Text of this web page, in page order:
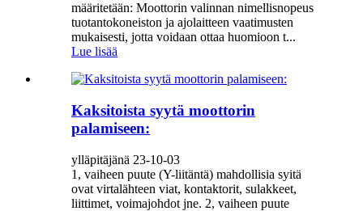
määritetään: Moottorin valinnan nimellisnopeus
tuotantokoneiston ja ajolaitteen vaatimusten
mukaisesti, jotta voidaan ottaa huomioon t...
Lue lisää
Kaksitoista syytä moottorin
palamiseen:
ylläpitäjänä 23-10-03
1, vaiheen puute (Y-liitäntä) mahdollisia syitä
ovat virtalähteen viat, kontaktorit, sulakkeet,
liittimet, voimajohdot jne. 2, vaiheen puute